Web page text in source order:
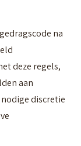
na
deze regels,
aan
discretie